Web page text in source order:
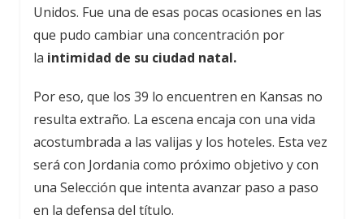
Unidos. Fue una de esas pocas ocasiones en las
que pudo cambiar una concentración por
la intimidad de su ciudad natal.
Por eso, que los 39 lo encuentren en Kansas no
resulta extraño. La escena encaja con una vida
acostumbrada a las valijas y los hoteles. Esta vez
será con Jordania como próximo objetivo y con
una Selección que intenta avanzar paso a paso
en la defensa del título.